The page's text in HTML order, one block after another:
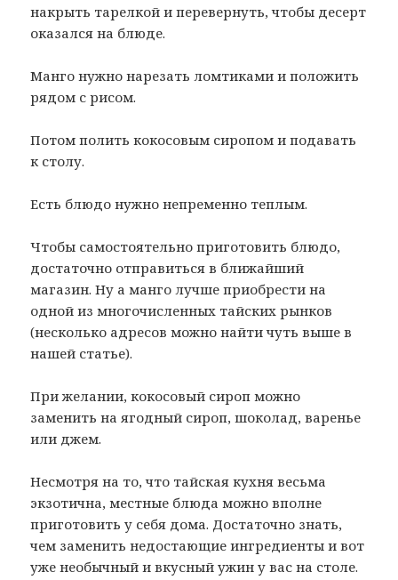
накрыть тарелкой и перевернуть, чтобы десерт
оказался на блюде.
Манго нужно нарезать ломтиками и положить
рядом с рисом.
Потом полить кокосовым сиропом и подавать
к столу.
Есть блюдо нужно непременно теплым.
Чтобы самостоятельно приготовить блюдо,
достаточно отправиться в ближайший
магазин. Ну а манго лучше приобрести на
одной из многочисленных тайских рынков
(несколько адресов можно найти чуть выше в
нашей статье).
При желании, кокосовый сироп можно
заменить на ягодный сироп, шоколад, варенье
или джем.
Несмотря на то, что тайская кухня весьма
экзотична, местные блюда можно вполне
приготовить у себя дома. Достаточно знать,
чем заменить недостающие ингредиенты и вот
уже необычный и вкусный ужин у вас на столе.